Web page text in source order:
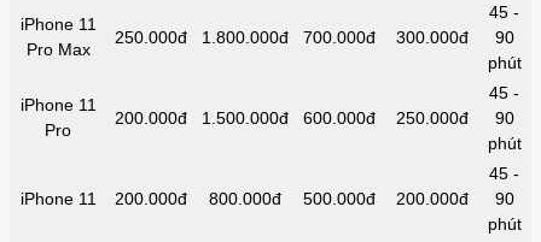
iPhone 11
Pro Max
250.000đ 1.800.000đ 700.000đ 300.000đ
45 -
90
phút
iPhone 11
Pro
200.000đ 1.500.000đ 600.000đ 250.000đ
45 -
90
phút
iPhone 11 200.000đ 800.000đ 500.000đ 200.000đ
45 -
90
phút